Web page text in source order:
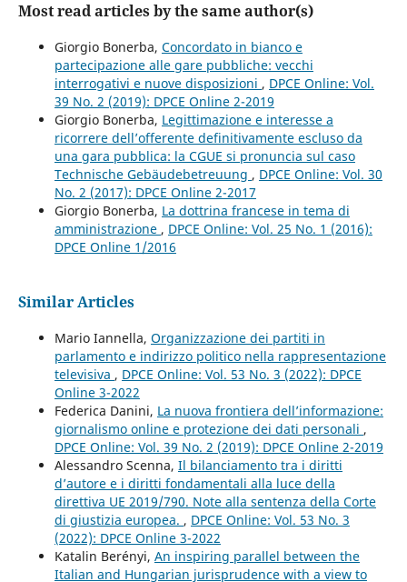
Most read articles by the same author(s)
Giorgio Bonerba, Concordato in bianco e
partecipazione alle gare pubbliche: vecchi
interrogativi e nuove disposizioni , DPCE Online: Vol.
39 No. 2 (2019): DPCE Online 2-2019
Giorgio Bonerba, Legittimazione e interesse a
ricorrere dell’offerente definitivamente escluso da
una gara pubblica: la CGUE si pronuncia sul caso
Technische Gebäudebetreuung , DPCE Online: Vol. 30
No. 2 (2017): DPCE Online 2-2017
Giorgio Bonerba, La dottrina francese in tema di
amministrazione , DPCE Online: Vol. 25 No. 1 (2016):
DPCE Online 1/2016
Similar Articles
Mario Iannella, Organizzazione dei partiti in
parlamento e indirizzo politico nella rappresentazione
televisiva , DPCE Online: Vol. 53 No. 3 (2022): DPCE
Online 3-2022
Federica Danini, La nuova frontiera dell’informazione:
giornalismo online e protezione dei dati personali ,
DPCE Online: Vol. 39 No. 2 (2019): DPCE Online 2-2019
Alessandro Scenna, Il bilanciamento tra i diritti
d’autore e i diritti fondamentali alla luce della
direttiva UE 2019/790. Note alla sentenza della Corte
di giustizia europea. , DPCE Online: Vol. 53 No. 3
(2022): DPCE Online 3-2022
Katalin Berényi, An inspiring parallel between the
Italian and Hungarian jurisprudence with a view to